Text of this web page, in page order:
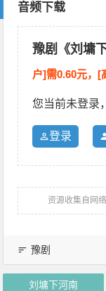
音频下载
豫剧《刘墉
户]需0.60元，[
您当前未登录
登录
资源收集自网
豫剧
刘墉下河南